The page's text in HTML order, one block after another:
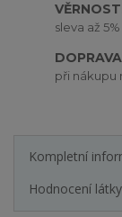
sleva až
při nákupu
Kompletní
Hodnocení